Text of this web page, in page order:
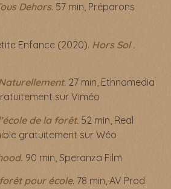
Dehors. 57 min, Préparons
Enfance (2020). Hors Sol.
. 27 min, Ethnomedia
sur Viméo
de la forêt. 52 min, Real
gratuitement sur Wéo
90 min, Speranza Film
pour école. 78 min, AV Prod